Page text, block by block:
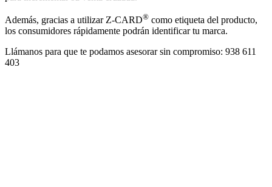
Además, gracias a utilizar Z-CARD® como etiqueta del producto,
los consumidores rápidamente podrán identificar tu marca.
Llámanos para que te podamos asesorar sin compromiso: 938 611
403